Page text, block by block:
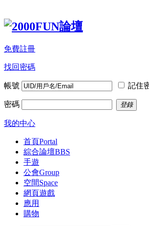
免費註冊
找回密碼
帳號 記住
密碼 登錄
我的中心
首頁Portal
綜合論壇BBS
手遊
公會Group
空間Space
網頁遊戲
應用
購物